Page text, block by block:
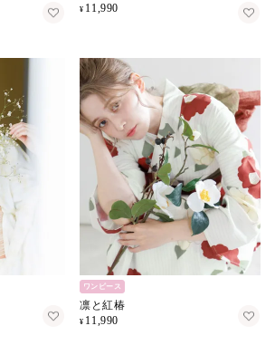
¥ 11,990
ワンピース
凛と紅椿
¥ 11,990